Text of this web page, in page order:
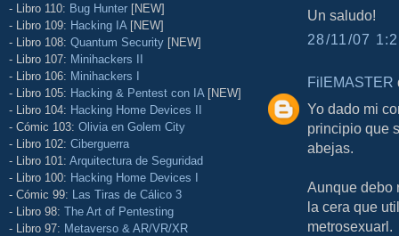
- Libro 110: Bug Hunter [NEW]
- Libro 109: Hacking IA [NEW]
- Libro 108: Quantum Security [NEW]
- Libro 107: Minihackers II
- Libro 106: Minihackers I
- Libro 105: Hacking & Pentest con IA [NEW]
- Libro 104: Hacking Home Devices II
- Cómic 103: Olivia en Golem City
- Libro 102: Ciberguerra
- Libro 101: Arquitectura de Seguridad
- Libro 100: Hacking Home Devices I
- Cómic 99: Las Tiras de Cálico 3
- Libro 98: The Art of Pentesting
- Libro 97: Metaverso & AR/VR/XR
Un saludo!
28/11/07
FilEMASTER
Yo dado mi
principio que
abejas.
Aunque debo
la cera que
metrosexuarl.